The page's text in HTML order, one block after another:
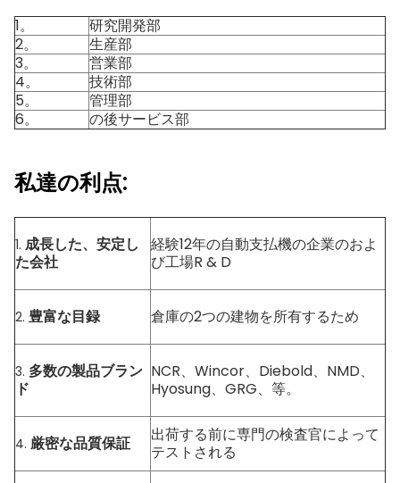
1。
研究開発部
2。
生産部
3。
営業部
4。
技術部
5。
管理部
6。
の後サービス部
私達の利点:
1. 成長した、安定し
た会社
経験12年の自動支払機の企業のおよ
び工場R & D
2. 豊富な目録 倉庫の2つの建物を所有するため
3. 多数の製品ブラン
ド
NCR、Wincor、Diebold、NMD、
Hyosung、GRG、等。
4. 厳密な品質保証
出荷する前に専門の検査官によって
テストされる